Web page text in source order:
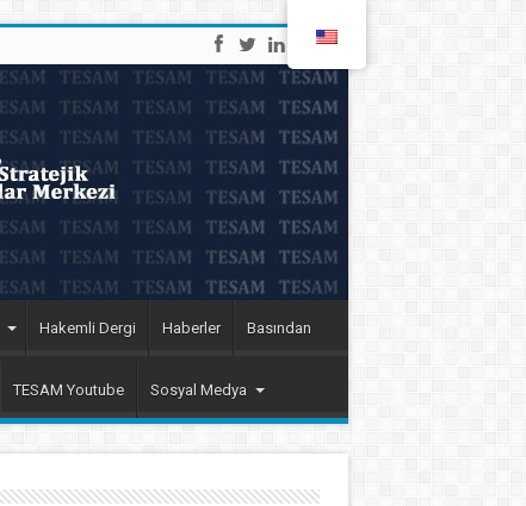
Hakemli Dergi Haberler Basından
TESAM Youtube Sosyal Medya